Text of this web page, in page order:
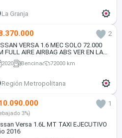
La Granja
2
VERSA 1.6 MEC SOLO 72.000
FULL AIRE AIRBAG ABS VER EN LAS
2020
2020 Bencina 72000 km
Región Metropolitana
1
3%)
Versa 1.6L MT TAXI EJECUTIVO
2016